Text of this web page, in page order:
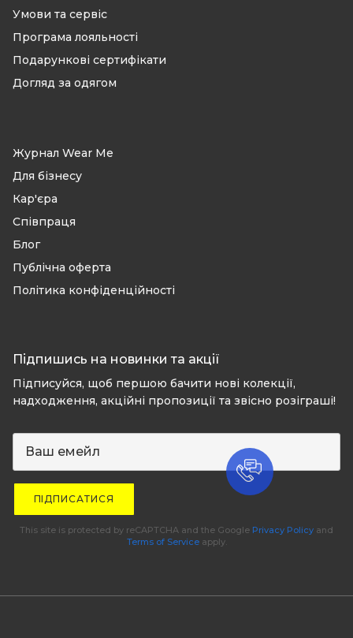
Умови та сервіс
Програма лояльності
Подарункові сертифікати
Догляд за одягом
Журнал Wear Me
Для бізнесу
Кар'єра
Співпраця
Блог
Публічна оферта
Політика конфіденційності
Підпишись на новинки та акції
Підписуйся, щоб першою бачити нові колекції,
надходження, акційні пропозиції та звісно розіграші!
ПІДПИСАТИСЯ
This site is protected by reCAPTCHA and the Google Privacy Policy and
Terms of Serviceapply.